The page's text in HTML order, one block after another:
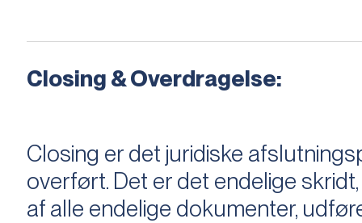
Closing & Overdragelse:
Closing er det juridiske
overført. Det er det endelige
af alle endelige dokumenter,